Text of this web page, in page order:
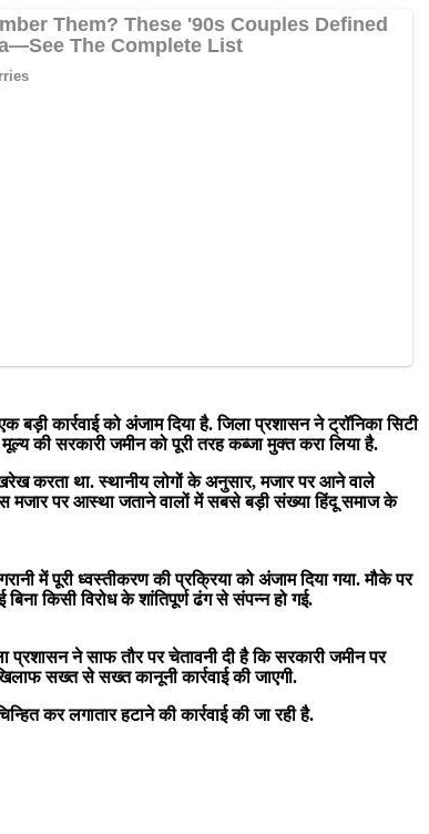
कार्रवाई को अंजाम दिया है. जिला प्रशासन ने ट्रॉनिका सिटी
की सरकारी जमीन को पूरी तरह कब्जा मुक्त करा लिया है.
करता था. स्थानीय लोगों के अनुसार, मजार पर आने वाले
मजार पर आस्था जताने वालों में सबसे बड़ी संख्या हिंदू समाज के
में पूरी ध्वस्तीकरण की प्रक्रिया को अंजाम दिया गया. मौके पर
किसी विरोध के शांतिपूर्ण ढंग से संपन्न हो गई.
ने साफ तौर पर चेतावनी दी है कि सरकारी जमीन पर
सख्त से सख्त कानूनी कार्रवाई की जाएगी.
कर लगातार हटाने की कार्रवाई की जा रही है.